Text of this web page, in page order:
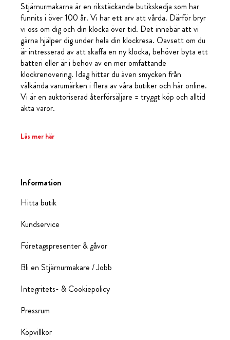
Stjärnurmakarna är en rikstäckande butikskedja som har
funnits i över 100 år. Vi har ett arv att vårda. Därför bryr
vi oss om dig och din klocka över tid. Det innebär att vi
gärna hjälper dig under hela din klockresa. Oavsett om du
är intresserad av att skaffa en ny klocka, behöver byta ett
batteri eller är i behov av en mer omfattande
klockrenovering. Idag hittar du även smycken från
välkända varumärken i flera av våra butiker och här online.
Vi är en auktoriserad återförsäljare = tryggt köp och alltid
äkta varor.
Läs mer här
Information
Hitta butik
Kundservice
Företagspresenter & gåvor
Bli en Stjärnurmakare / Jobb
Integritets- & Cookiepolicy
Pressrum
Köpvillkor